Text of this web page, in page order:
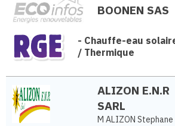
BOONEN SAS
- Chauffe-eau
/ Thermique
ALIZON E.N.R
SARL
M ALIZON Stephane